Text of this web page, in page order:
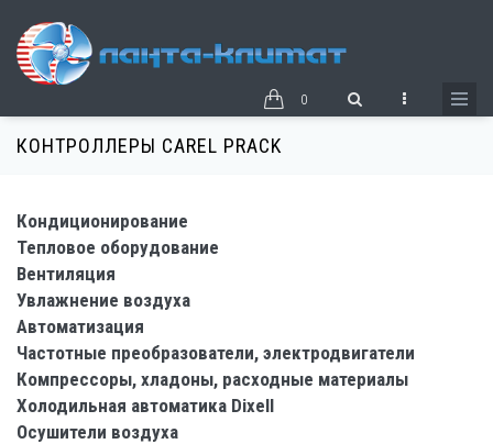
основному
0
КОНТРОЛЛЕРЫ CAREL PRACK
catalog-
left-
block
Кондиционирование
Тепловое оборудование
Вентиляция
Увлажнение воздуха
Автоматизация
Частотные преобразователи, электродвигатели
Компрессоры, хладоны, расходные материалы
Холодильная автоматика Dixell
Осушители воздуха